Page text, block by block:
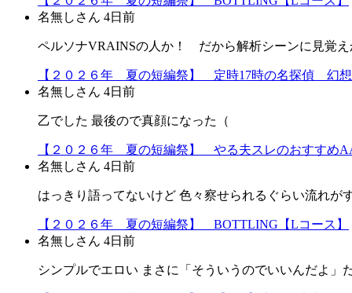
名無しさん 4日前
ペルソナVRAINSの人か！ だから解析シーンに見覚
【２０２６年 夏の短編祭】 定時17時の名探偵 幻想
名無しさん 4日前
乙でした 最後ので真顔になった（
【２０２６年 夏の短編祭】 やる夫スレのおすすめ
名無しさん 4日前
はっきり語ってないけど 色々察せられるぐらい流れが
【２０２６年 夏の短編祭】 BOTTLING【Lコース】
名無しさん 4日前
シンプルでエロい まさに「そういうのでいいんだよ」